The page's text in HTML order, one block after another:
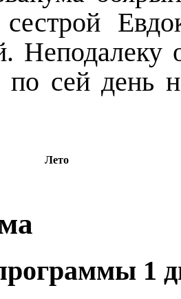
Неподалеку
сей день
Лето
1